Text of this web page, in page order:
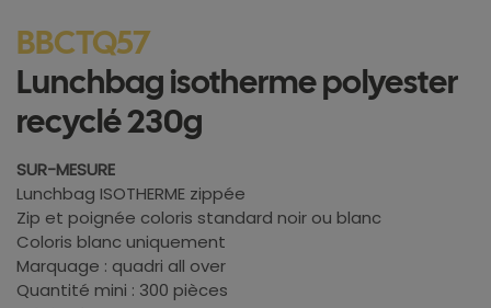
BBCTQ57
Lunchbag isotherme polyester
recyclé 230g
SUR-MESURE
Lunchbag ISOTHERME zippée
Zip et poignée coloris standard noir ou blanc
Coloris blanc uniquement
Marquage : quadri all over
Quantité mini : 300 pièces